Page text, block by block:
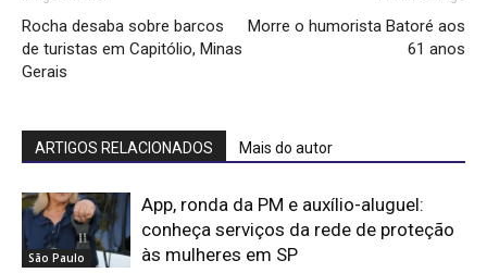
Rocha desaba sobre barcos
de turistas em Capitólio, Minas
Gerais
Morre o humorista Batoré aos
61 anos
ARTIGOS RELACIONADOS Mais do autor
São Paulo
App, ronda da PM e auxílio-aluguel:
conheça serviços da rede de proteção
às mulheres em SP